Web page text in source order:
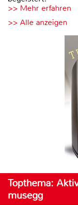
>> Mehr erfahren
>> Alle anzeigen
Topthema:
musegg